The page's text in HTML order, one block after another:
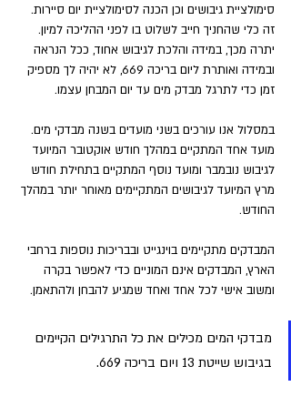
סימולציית גיבושים וכן הכנה לסימולציית יום סיירות.
זה כלי שהחניך חייב לשלוט בו לפני ההליכה למיון.
יתרה מכך, במידה והלכת לגיבוש אחוד, ככל הנראה
ובמידה ואותרת ליום בריכה 669, לא יהיה לך מספיק
זמן כדי לתרגל מבדק מים עד יום המבחן עצמו.
במסלול אנו עורכים בשני מועדים בשנה מבדקי מים.
מועד אחד המתקיים במהלך חודש אוקטובר המיועד
לגיבוש נובמבר ומועד נוסף המתקיים בתחילת חודש
מרץ המיועד לגיבושים המתקיימים מאוחר יותר במהלך
החודש.
המבדקים מתקיימים בוינגייט ובבריכות נוספות ברחבי
הארץ, המבדקים אינם המוניים כדי לאפשר בקרה
ומשוב אישי לכל אחד ואחד שמגיע להבחן ולהתאמן.
מבדקי המים מכילים את כל התרגילים הקיימים
בגיבוש שייטת 13 ויום בריכה 669.